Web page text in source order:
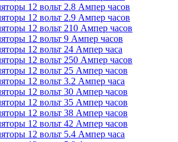
12 вольт 2.8 Ампер часов
12 вольт 2.9 Ампер часов
12 вольт 210 Ампер часов
12 вольт 9 Ампер часов
12 вольт 24 Ампер часа
12 вольт 250 Ампер часов
12 вольт 25 Ампер часов
12 вольт 3.2 Ампер часа
12 вольт 30 Ампер часов
12 вольт 35 Ампер часов
12 вольт 38 Ампер часов
12 вольт 42 Ампер часов
12 вольт 5.4 Ампер часа